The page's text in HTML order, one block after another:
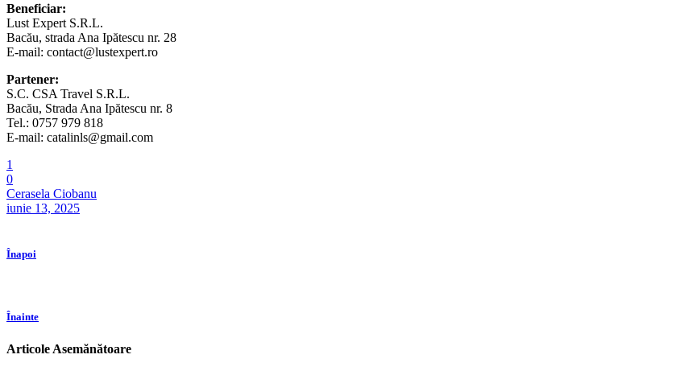
Beneficiar:
Lust Expert S.R.L.
Bacău, strada Ana Ipătescu nr. 28
E-mail: contact@lustexpert.ro
Partener:
S.C. CSA Travel S.R.L.
Bacău, Strada Ana Ipătescu nr. 8
Tel.: 0757 979 818
E-mail: catalinls@gmail.com
1
0
Cerasela Ciobanu
iunie 13, 2025
Înapoi
Înainte
Articole Asemănătoare